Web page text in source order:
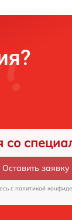
со
Оставить заявку
c политикой